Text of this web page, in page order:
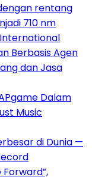
rentang
710 nm
International
Berbasis Agen
dan Jasa
Dalam
Music
di Dunia —